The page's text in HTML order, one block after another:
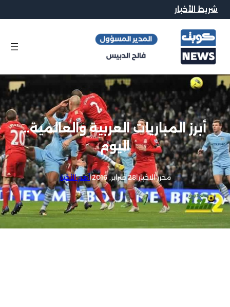
شريط الأخبار
أبرز المباريات العربية والعالمية..
اليوم
محرر الاخبار|28 فبراير, 2016 |أهم الأخبار